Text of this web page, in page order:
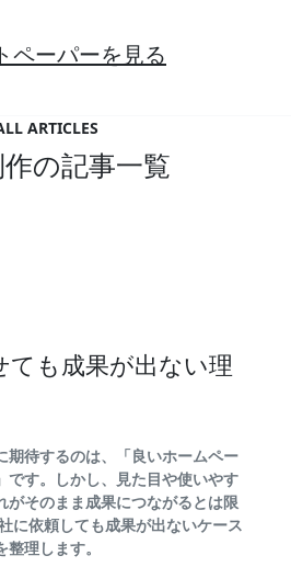
ペーパーを見る
ARTICLES
の記事一覧
ても成果が出ない理
期待するのは、「良いホームペー
です。しかし、見た目や使いやす
がそのまま成果につながるとは限
に依頼しても成果が出ないケース
理します。